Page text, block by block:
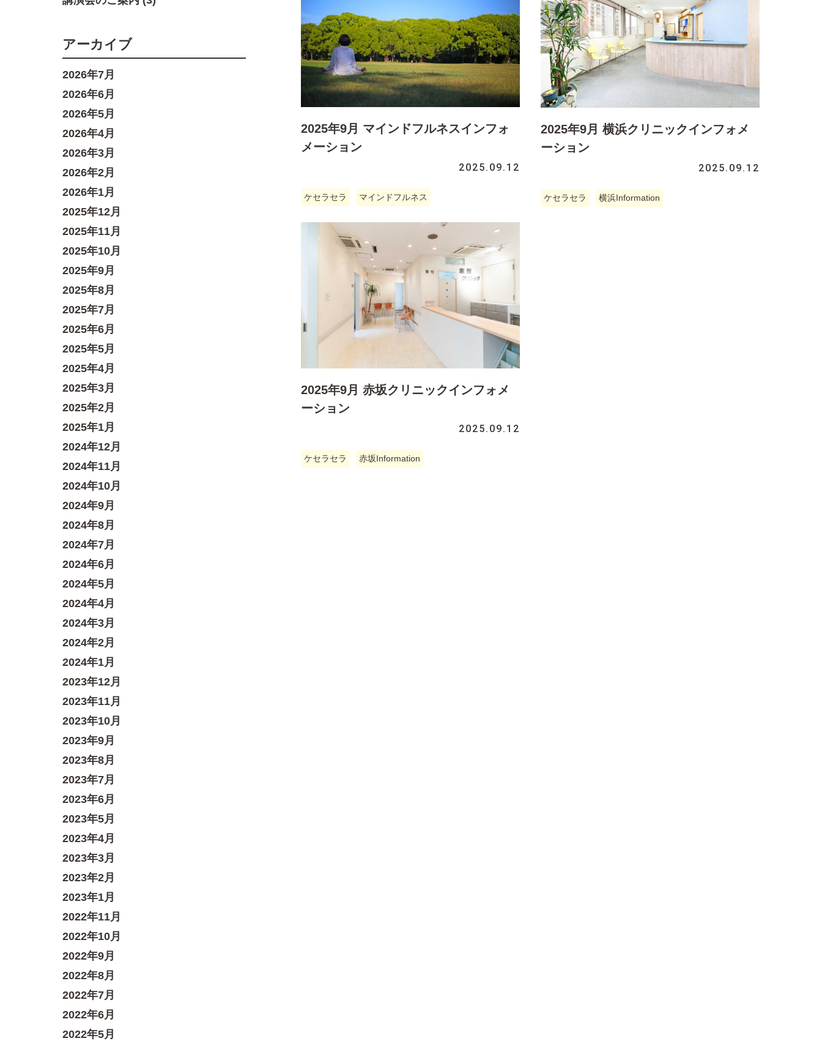
2025年9月 マインドフルネスインフォ
メーション
2025.09.12
ケセラセラ マインドフルネス
2025年9月 横浜クリニックインフォメ
ーション
2025.09.12
ケセラセラ 横浜Information
2025年9月 赤坂クリニックインフォメ
ーション
2025.09.12
ケセラセラ 赤坂Information
アーカイブ
2026年7月
2026年6月
2026年5月
2026年4月
2026年3月
2026年2月
2026年1月
2025年12月
2025年11月
2025年10月
2025年9月
2025年8月
2025年7月
2025年6月
2025年5月
2025年4月
2025年3月
2025年2月
2025年1月
2024年12月
2024年11月
2024年10月
2024年9月
2024年8月
2024年7月
2024年6月
2024年5月
2024年4月
2024年3月
2024年2月
2024年1月
2023年12月
2023年11月
2023年10月
2023年9月
2023年8月
2023年7月
2023年6月
2023年5月
2023年4月
2023年3月
2023年2月
2023年1月
2022年11月
2022年10月
2022年9月
2022年8月
2022年7月
2022年6月
2022年5月